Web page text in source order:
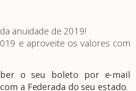
anuidade de 2019!
e aproveite os valores com
o seu boleto por e-mail
a Federada do seu estado.